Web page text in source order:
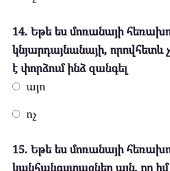
14. Եթե ես մոռանայի
կնյարդայնանայի, որովհետև
է փորձում ինձ զանգել
այո
ոչ
15. Եթե ես մոռանայի
կանհանգստացներ այն, որ